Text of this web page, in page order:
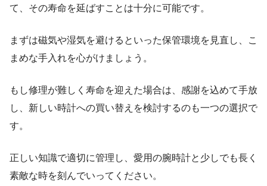
て、その寿命を延ばすことは十分に可能です。
まずは磁気や湿気を避けるといった保管環境を見直し、こ
まめな手入れを心がけましょう。
もし修理が難しく寿命を迎えた場合は、感謝を込めて手放
し、新しい時計への買い替えを検討するのも一つの選択で
す。
正しい知識で適切に管理し、愛用の腕時計と少しでも長く
素敵な時を刻んでいってください。